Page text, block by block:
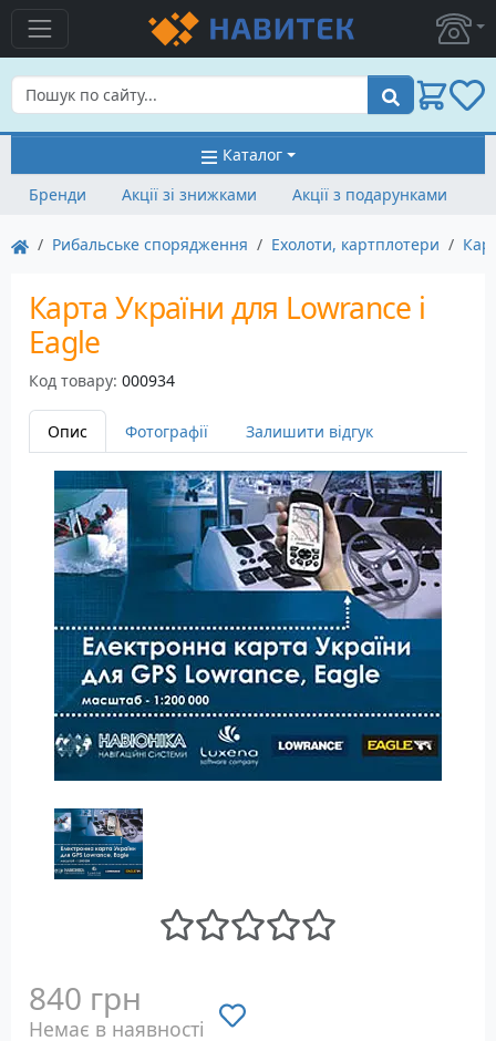
Пошук
Каталог
Бренди
Акції зі знижками Акції з подарунками
Рибальське спорядження Ехолоти, картплотери
Карта України для Lowrance і
Eagle
Код товару: 000934
Опис Фотографії Залишити відгук
840 грн
Немає в наявності